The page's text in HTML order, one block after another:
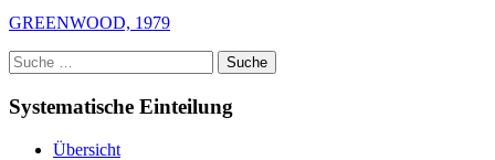
GREENWOOD, 1979
Suche
nach:
Systematische Einteilung
Übersicht